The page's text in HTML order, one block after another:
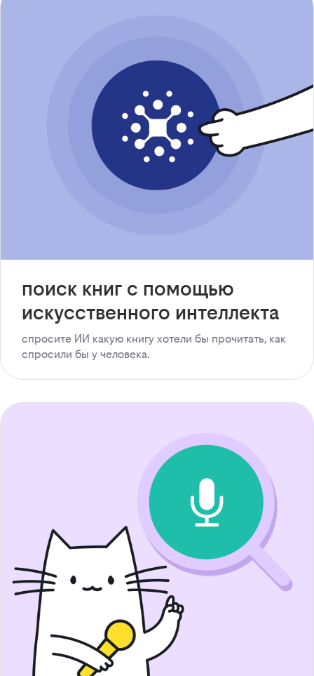
поиск книг с помощью
искусственного интеллекта
спросите ИИ какую книгу хотели бы прочитать, как
спросили бы у человека.